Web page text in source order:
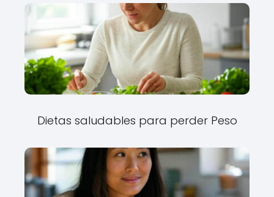
Dietas saludables para perder Peso